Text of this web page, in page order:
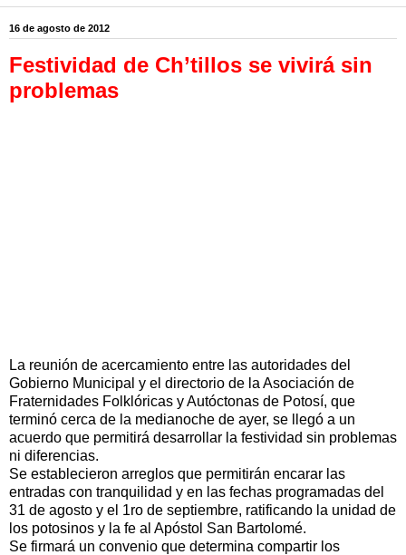
16 de agosto de 2012
Festividad de Ch’tillos se vivirá sin
problemas
La reunión de acercamiento entre las autoridades del
Gobierno Municipal y el directorio de la Asociación de
Fraternidades Folklóricas y Autóctonas de Potosí, que
terminó cerca de la medianoche de ayer, se llegó a un
acuerdo que permitirá desarrollar la festividad sin problemas
ni diferencias.
Se establecieron arreglos que permitirán encarar las
entradas con tranquilidad y en las fechas programadas del
31 de agosto y el 1ro de septiembre, ratificando la unidad de
los potosinos y la fe al Apóstol San Bartolomé.
Se firmará un convenio que determina compartir los